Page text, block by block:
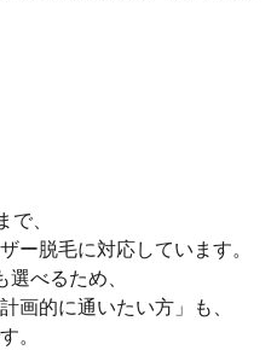
で、
ー脱毛に対応しています。
べるため、
画的に通いたい方」も、
。